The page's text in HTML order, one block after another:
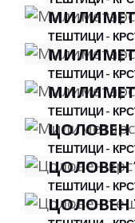
ТЕШТИЦИ -
ТЕШТИЦИ -
ТЕШТИЦИ -
ЦОЛОВЕН
ТЕШТИЦИ -
ЦОЛОВЕН
ТЕШТИЦИ -
ЦОЛОВЕН